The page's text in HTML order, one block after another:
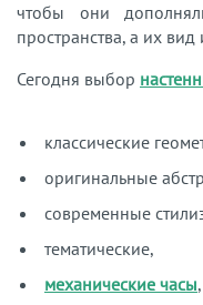
чтобы они
пространства, а их
Сегодня выбор
классические
оригинальные
современные
тематические,
механические часы,